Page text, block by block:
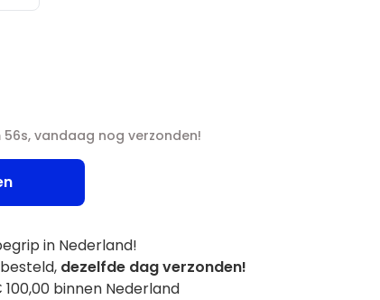
56s, vandaag nog verzonden!
in Nederland!
dezelfde dag verzonden!
binnen Nederland